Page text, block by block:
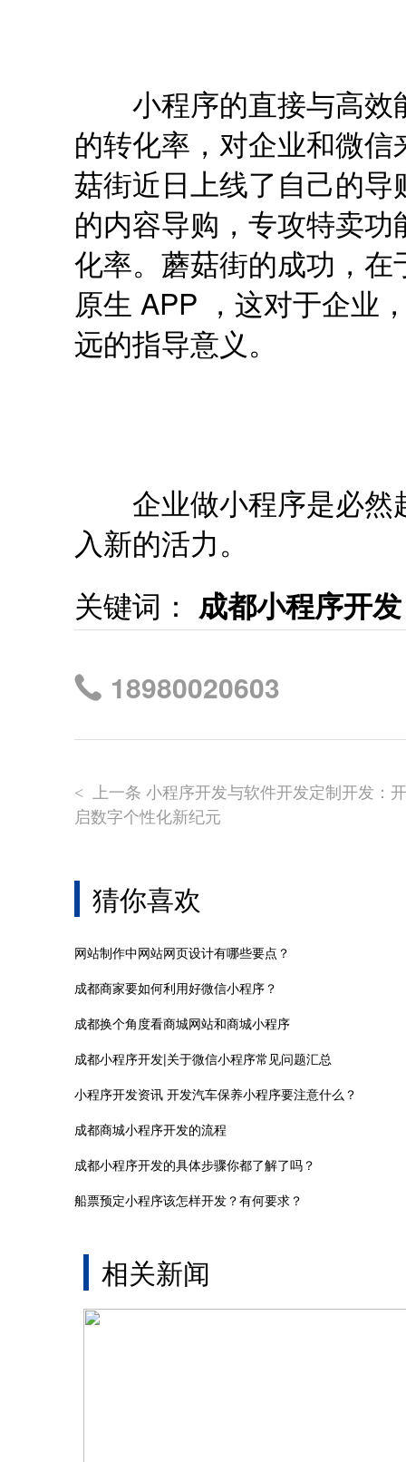
小程序的直接与高效
的转化率，对企业和微
菇街近日上线了自己的
的内容导购，专攻特卖
化率。蘑菇街的成功，
原生 APP ，这对于企业
远的指导意义。
企业做小程序是必然
入新的活力。
关键词： 成都小程序开发
18980020603
< 上一条 小程序开发与软件开发定制开发：开
启数字个性化新纪元
猜你喜欢
网站制作中网站网页设计有哪些要点？
成都商家要如何利用好微信小程序？
成都换个角度看商城网站和商城小程序
成都小程序开发|关于微信小程序常见问题汇总
小程序开发资讯 开发汽车保养小程序要注意什么？
成都商城小程序开发的流程
成都小程序开发的具体步骤你都了解了吗？
船票预定小程序该怎样开发？有何要求？
相关新闻